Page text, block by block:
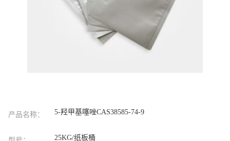
产品名称： 5-羟甲基噻唑CAS38585-74-9
25KG/纸板桶